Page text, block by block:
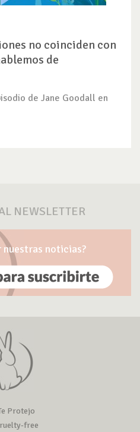
no coinciden con
de
de Jane Goodall en
NEWSLETTER
nuestras noticias?
Protejo
free